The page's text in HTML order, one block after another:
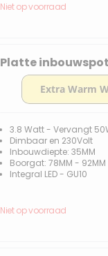
Niet op voorraad
Platte
3.8 Watt - Vervangt
Dimbaar en 230Volt
Inbouwdiepte: 35MM
Boorgat: 78MM - 92MM
Integral LED - GU10
Niet op voorraad